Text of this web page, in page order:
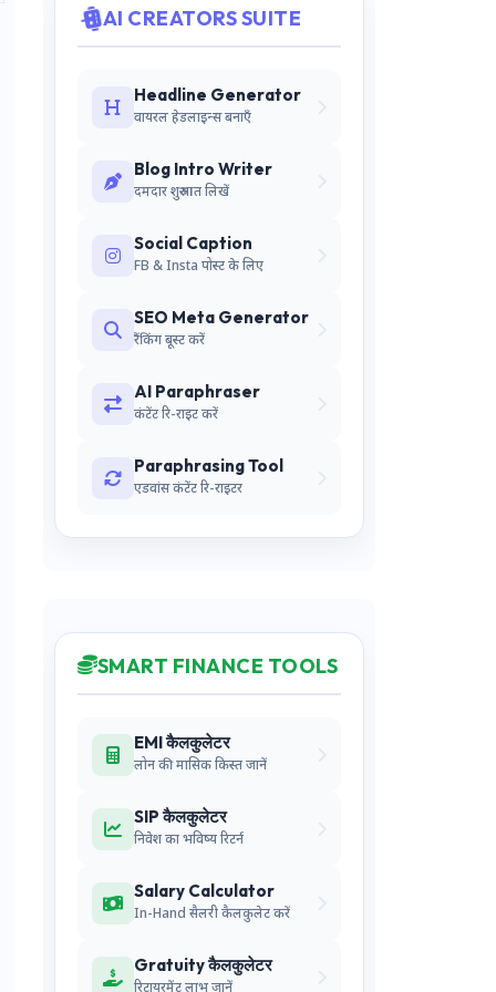
AI CREATORS SUITE
Headline Generator
वायरल हेडलाइन्स बनाएँ
Blog Intro Writer
दमदार शुरुआत लिखें
Social Caption
FB & Insta पोस्ट के लिए
SEO Meta Generator
रैंकिंग बूस्ट करें
AI Paraphraser
कंटेंट रि-राइट करें
Paraphrasing Tool
एडवांस कंटेंट रि-राइटर
SMART FINANCE TOOLS
EMI कैलकुलेटर
लोन की मासिक किस्त जानें
SIP कैलकुलेटर
निवेश का भविष्य रिटर्न
Salary Calculator
In-Hand सैलरी कैलकुलेट करें
Gratuity कैलकुलेटर